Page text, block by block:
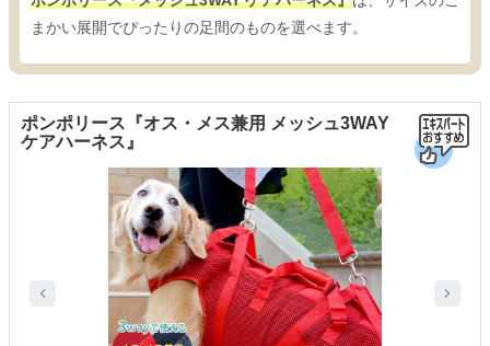
まかい展開でぴったりの足間のものを選べます。
ポンポリース『オス・メス兼用 メッシュ3WAY
ケアハーネス』